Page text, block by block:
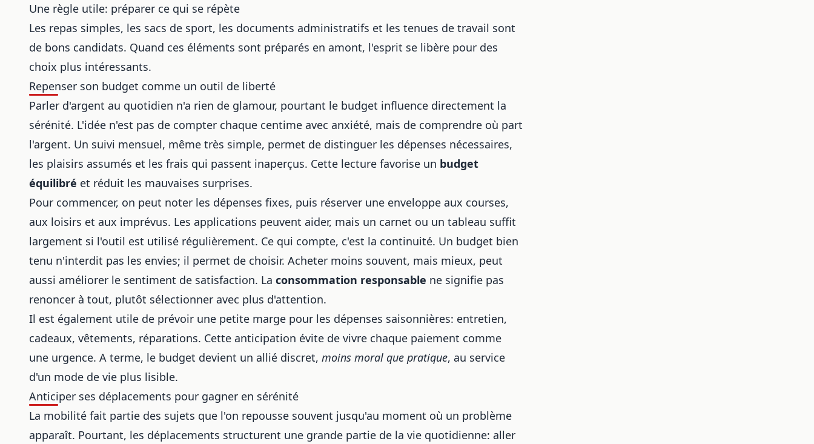
Une règle utile: préparer ce qui se répète
Les repas simples, les sacs de sport, les documents administratifs et les tenues de travail sont
de bons candidats. Quand ces éléments sont préparés en amont, l'esprit se libère pour des
choix plus intéressants.
Repenser son budget comme un outil de liberté
Parler d'argent au quotidien n'a rien de glamour, pourtant le budget influence directement la
sérénité. L'idée n'est pas de compter chaque centime avec anxiété, mais de comprendre où part
l'argent. Un suivi mensuel, même très simple, permet de distinguer les dépenses nécessaires,
les plaisirs assumés et les frais qui passent inaperçus. Cette lecture favorise un budget
équilibré et réduit les mauvaises surprises.
Pour commencer, on peut noter les dépenses fixes, puis réserver une enveloppe aux courses,
aux loisirs et aux imprévus. Les applications peuvent aider, mais un carnet ou un tableau suffit
largement si l'outil est utilisé régulièrement. Ce qui compte, c'est la continuité. Un budget bien
tenu n'interdit pas les envies; il permet de choisir. Acheter moins souvent, mais mieux, peut
aussi améliorer le sentiment de satisfaction. La consommation responsable ne signifie pas
renoncer à tout, plutôt sélectionner avec plus d'attention.
Il est également utile de prévoir une petite marge pour les dépenses saisonnières: entretien,
cadeaux, vêtements, réparations. Cette anticipation évite de vivre chaque paiement comme
une urgence. A terme, le budget devient un allié discret, moins moral que pratique, au service
d'un mode de vie plus lisible.
Anticiper ses déplacements pour gagner en sérénité
La mobilité fait partie des sujets que l'on repousse souvent jusqu'au moment où un problème
apparaît. Pourtant, les déplacements structurent une grande partie de la vie quotidienne: aller